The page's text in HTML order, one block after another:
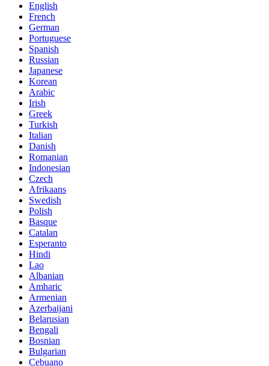
English
French
German
Portuguese
Spanish
Russian
Japanese
Korean
Arabic
Irish
Greek
Turkish
Italian
Danish
Romanian
Indonesian
Czech
Afrikaans
Swedish
Polish
Basque
Catalan
Esperanto
Hindi
Lao
Albanian
Amharic
Armenian
Azerbaijani
Belarusian
Bengali
Bosnian
Bulgarian
Cebuano